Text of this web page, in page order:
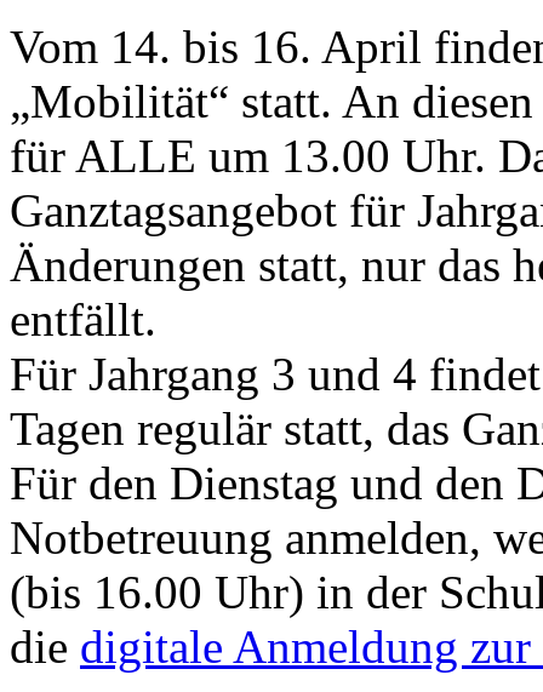
Vom 14. bis 16. April
„Mobilität“ statt. An
für ALLE um 13.00 Uhr.
Ganztagsangebot für
Änderungen statt, nur das
entfällt.
Für Jahrgang 3 und 4
Tagen regulär statt, das
Für den Dienstag und den
Notbetreuung anmelden,
(bis 16.00 Uhr) in der
die digitale Anmeldung